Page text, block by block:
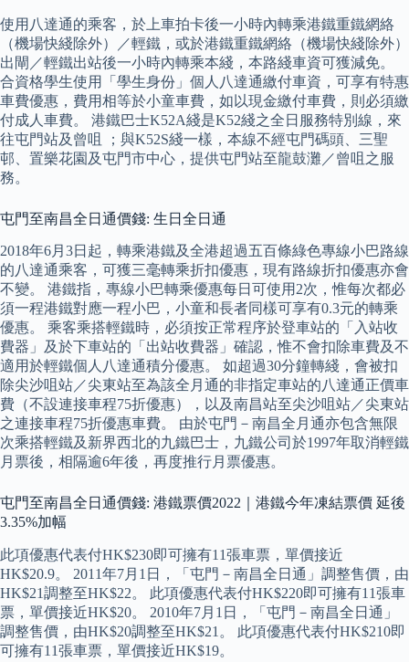
使用八達通的乘客，於上車拍卡後一小時內轉乘港鐵重鐵網絡
（機場快綫除外）／輕鐵，或於港鐵重鐵網絡（機場快綫除外）
出閘／輕鐵出站後一小時內轉乘本綫，本路綫車資可獲減免。
合資格學生使用「學生身份」個人八達通繳付車資，可享有特惠
車費優惠，費用相等於小童車費，如以現金繳付車費，則必須繳
付成人車費。 港鐵巴士K52A綫是K52綫之全日服務特別線，來
往屯門站及曾咀 ；與K52S綫一樣，本線不經屯門碼頭、三聖
邨、置樂花園及屯門市中心，提供屯門站至龍鼓灘／曾咀之服
務。
屯門至南昌全日通價錢: 生日全日通
2018年6月3日起，轉乘港鐵及全港超過五百條綠色專線小巴路線
的八達通乘客，可獲三毫轉乘折扣優惠，現有路線折扣優惠亦會
不變。 港鐵指，專線小巴轉乘優惠每日可使用2次，惟每次都必
須一程港鐵對應一程小巴，小童和長者同樣可享有0.3元的轉乘
優惠。 乘客乘搭輕鐵時，必須按正常程序於登車站的「入站收
費器」及於下車站的「出站收費器」確認，惟不會扣除車費及不
適用於輕鐵個人八達通積分優惠。 如超過30分鐘轉綫，會被扣
除尖沙咀站／尖東站至為該全月通的非指定車站的八達通正價車
費（不設連接車程75折優惠），以及南昌站至尖沙咀站／尖東站
之連接車程75折優惠車費。 由於屯門－南昌全月通亦包含無限
次乘搭輕鐵及新界西北的九鐵巴士，九鐵公司於1997年取消輕鐵
月票後，相隔逾6年後，再度推行月票優惠。
屯門至南昌全日通價錢: 港鐵票價2022｜港鐵今年凍結票價 延後
3.35%加幅
此項優惠代表付HK$230即可擁有11張車票，單價接近
HK$20.9。 2011年7月1日，「屯門－南昌全日通」調整售價，由
HK$21調整至HK$22。 此項優惠代表付HK$220即可擁有11張車
票，單價接近HK$20。 2010年7月1日，「屯門－南昌全日通」
調整售價，由HK$20調整至HK$21。 此項優惠代表付HK$210即
可擁有11張車票，單價接近HK$19。